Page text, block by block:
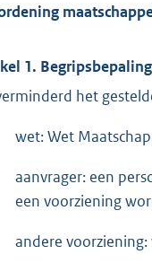
1.
het
wet: Wet
aanvrager: een
een voorziening
andere